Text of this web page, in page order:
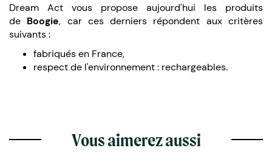
Dream Act vous propose aujourd'hui les produits
de Boogie, car ces derniers répondent aux critères
suivants :
fabriqués en France,
respect de l'environnement : rechargeables.
Vous aimerez aussi